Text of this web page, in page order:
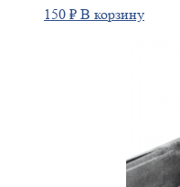
150 ₽ В корзину